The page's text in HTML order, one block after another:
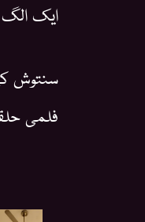
ایک الگ
سنتوش
فلمی